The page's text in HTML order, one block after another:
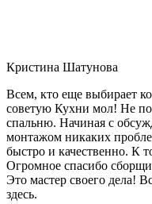
Кристина Шатунова
Всем, кто еще выбирает
советую Кухни мол! Не
спальню. Начиная с
монтажом никаких
быстро и качественно. К
Огромное спасибо
Это мастер своего дела!
здесь.